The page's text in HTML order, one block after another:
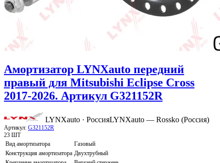
Амортизатор LYNXauto передний
правый для Mitsubishi Eclipse Cross
2017-2026. Артикул G321152R
LYNXauto · РоссияLYNXauto — Rossko (Россия)
Артикул: G321152R
23 ШТ
Вид амортизатора
Газовый
Конструкция амортизатора Двухтрубный